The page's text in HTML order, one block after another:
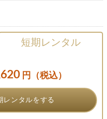
短期レンタル
円（税込）
レンタルをする